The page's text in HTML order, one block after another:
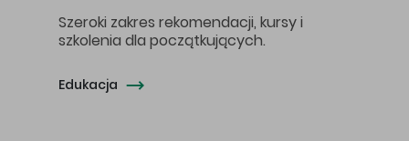
Szeroki zakres rekomendacji, kursy i
szkolenia dla początkujących.
Edukacja